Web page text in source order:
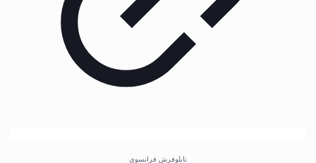
تابلوفرش فرانسوی